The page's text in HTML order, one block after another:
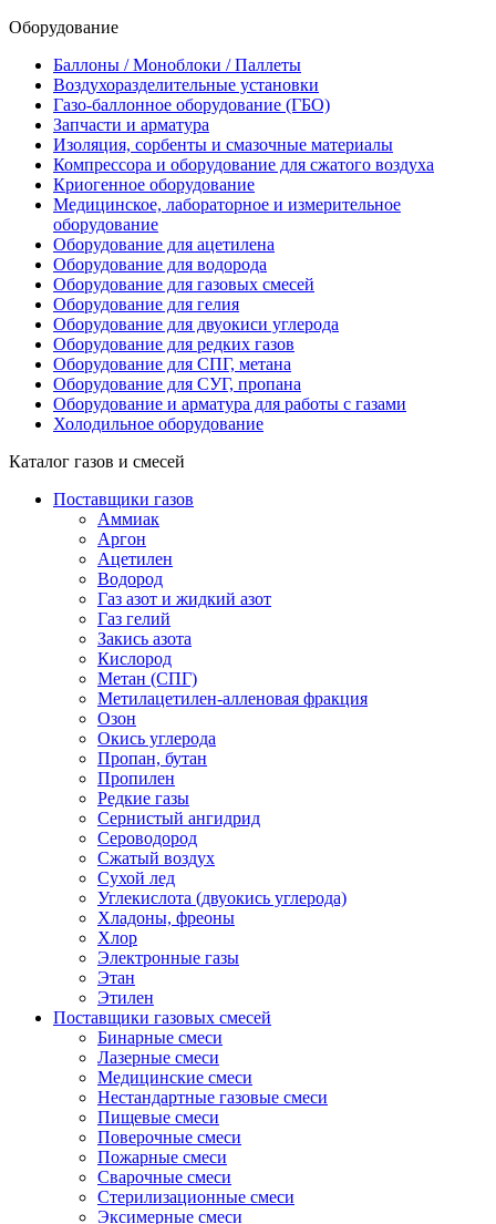
Оборудование
Баллоны / Моноблоки / Паллеты
Воздухоразделительные установки
Газо-баллонное оборудование (ГБО)
Запчасти и арматура
Изоляция, сорбенты и смазочные материалы
Компрессора и оборудование для сжатого воздуха
Криогенное оборудование
Медицинское, лабораторное и измерительное
оборудование
Оборудование для ацетилена
Оборудование для водорода
Оборудование для газовых смесей
Оборудование для гелия
Оборудование для двуокиси углерода
Оборудование для редких газов
Оборудование для СПГ, метана
Оборудование для СУГ, пропана
Оборудование и арматура для работы с газами
Холодильное оборудование
Каталог газов и смесей
Поставщики газов
Аммиак
Аргон
Ацетилен
Водород
Газ азот и жидкий азот
Газ гелий
Закись азота
Кислород
Метан (СПГ)
Метилацетилен-алленовая фракция
Озон
Окись углерода
Пропан, бутан
Пропилен
Редкие газы
Сернистый ангидрид
Сероводород
Сжатый воздух
Сухой лед
Углекислота (двуокись углерода)
Хладоны, фреоны
Хлор
Электронные газы
Этан
Этилен
Поставщики газовых смесей
Бинарные смеси
Лазерные смеси
Медицинские смеси
Нестандартные газовые смеси
Пищевые смеси
Поверочные смеси
Пожарные смеси
Сварочные смеси
Стерилизационные смеси
Эксимерные смеси